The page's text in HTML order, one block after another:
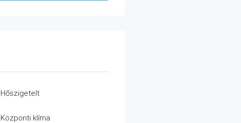
Hőszigetelt
Központi klíma